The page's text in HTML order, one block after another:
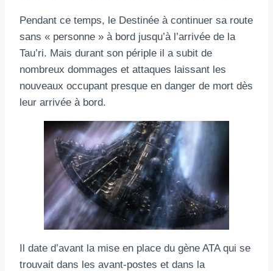
Pendant ce temps, le Destinée à continuer sa route
sans « personne » à bord jusqu’à l’arrivée de la
Tau’ri. Mais durant son périple il a subit de
nombreux dommages et attaques laissant les
nouveaux occupant presque en danger de mort dès
leur arrivée à bord.
Il date d’avant la mise en place du gène ATA qui se
trouvait dans les avant-postes et dans la